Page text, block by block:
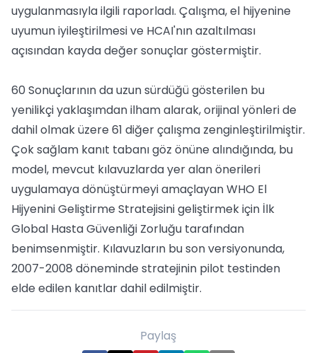
uygulanmasıyla ilgili raporladı. Çalışma, el hijyenine
uyumun iyileştirilmesi ve HCAI'nın azaltılması
açısından kayda değer sonuçlar göstermiştir.
60 Sonuçlarının da uzun sürdüğü gösterilen bu
yenilikçi yaklaşımdan ilham alarak, orijinal yönleri de
dahil olmak üzere 61 diğer çalışma zenginleştirilmiştir.
Çok sağlam kanıt tabanı göz önüne alındığında, bu
model, mevcut kılavuzlarda yer alan önerileri
uygulamaya dönüştürmeyi amaçlayan WHO El
Hijyenini Geliştirme Stratejisini geliştirmek için İlk
Global Hasta Güvenliği Zorluğu tarafından
benimsenmiştir. Kılavuzların bu son versiyonunda,
2007-2008 döneminde stratejinin pilot testinden
elde edilen kanıtlar dahil edilmiştir.
Paylaş